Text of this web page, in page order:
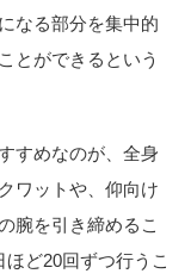
なる部分を集中的
とができるという
すめなのが、全身
ワットや、仰向け
腕を引き締めるこ
ど20回ずつ行うこ